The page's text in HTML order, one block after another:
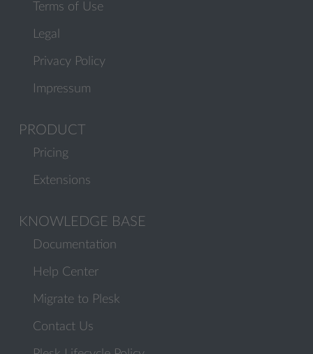
Terms of Use
Legal
Privacy Policy
Impressum
PRODUCT
Pricing
Extensions
KNOWLEDGE BASE
Documentation
Help Center
Migrate to Plesk
Contact Us